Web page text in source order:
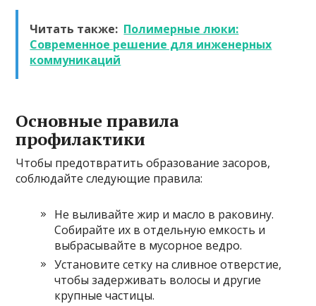
Читать также: Полимерные люки:
Современное решение для инженерных
коммуникаций
Основные правила
профилактики
Чтобы предотвратить образование засоров,
соблюдайте следующие правила:
Не выливайте жир и масло в раковину.
Собирайте их в отдельную емкость и
выбрасывайте в мусорное ведро.
Установите сетку на сливное отверстие,
чтобы задерживать волосы и другие
крупные частицы.